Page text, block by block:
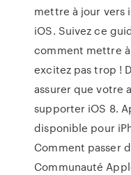
mettre à jour vers
iOS. Suivez ce
comment mettre à
excitez pas trop !
assurer que votre
supporter iOS 8.
disponible pour
Comment passer
Communauté